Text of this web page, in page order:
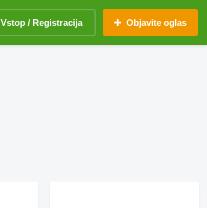
Vstop / Registracija Objavite oglas